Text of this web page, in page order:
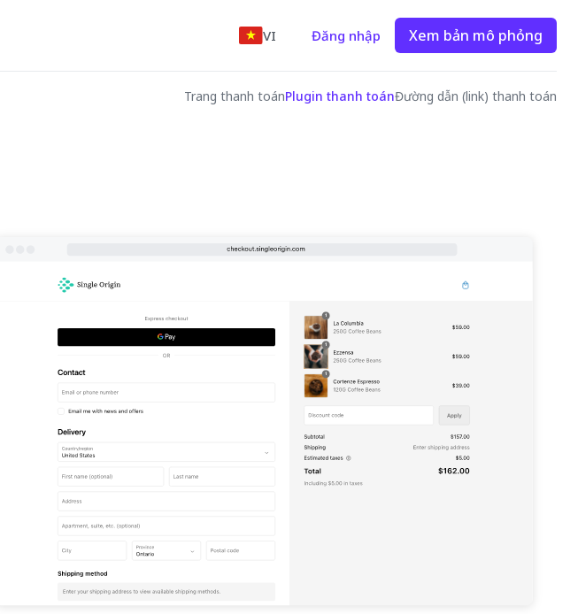
VI Đăng nhập Xem bản mô phỏng
Trang thanh toánPlugin thanh toánĐường dẫn (link) thanh toán